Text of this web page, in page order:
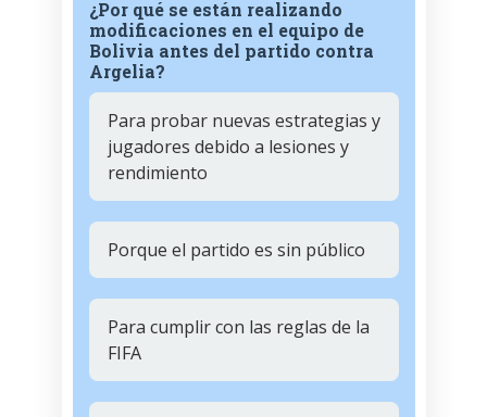
¿Por qué se están realizando
modificaciones en el equipo de
Bolivia antes del partido contra
Argelia?
Para probar nuevas estrategias y
jugadores debido a lesiones y
rendimiento
Porque el partido es sin público
Para cumplir con las reglas de la
FIFA